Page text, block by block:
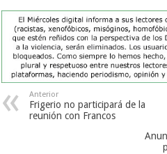
Anterior
Frigerio no participará de la
reunión con Francos